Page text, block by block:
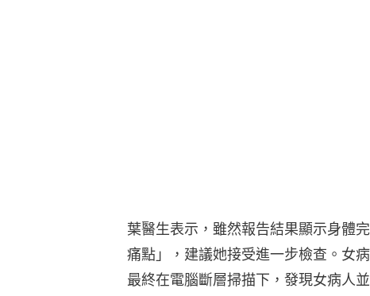
葉醫生表示，雖然報告結果顯示身體
痛點」，建議她接受進一步檢查。女
最終在電腦斷層掃描下，發現女病人